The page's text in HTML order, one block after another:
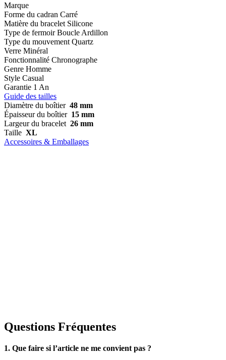
Marque
Forme du cadran Carré
Matière du bracelet Silicone
Type de fermoir Boucle Ardillon
Type du mouvement Quartz
Verre Minéral
Fonctionnalité Chronographe
Genre Homme
Style Casual
Garantie 1 An
Guide des tailles
Diamètre du boîtier 48 mm
Épaisseur du boîtier 15 mm
Largeur du bracelet 26 mm
Taille XL
Accessoires & Emballages
Questions Fréquentes
1. Que faire si l’article ne me convient pas ?